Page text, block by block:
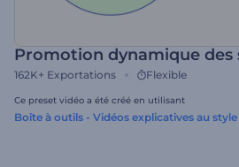
Promotion dynamique des
162K+ Exportations Flexible
Ce preset vidéo a été créé en utilisant
Boîte à outils - Vidéos explicatives au